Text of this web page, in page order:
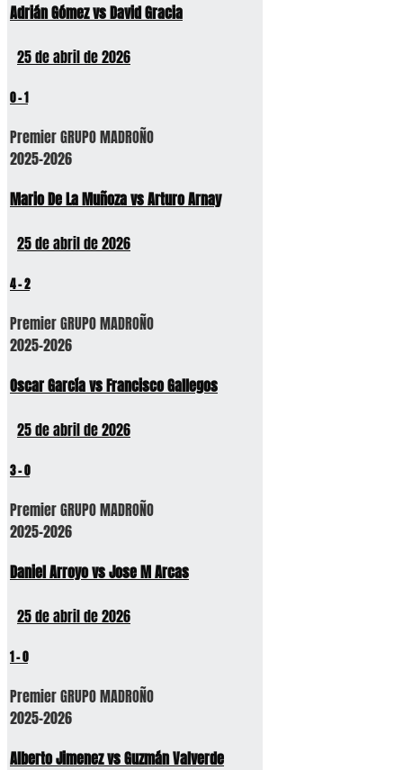
Adrián Gómez vs David Gracia
25 de abril de 2026
0-1
Premier GRUPO MADROÑO
2025-2026
Mario De La Muñoza vs Arturo Arnay
25 de abril de 2026
4-2
Premier GRUPO MADROÑO
2025-2026
Oscar García vs Francisco Gallegos
25 de abril de 2026
3-0
Premier GRUPO MADROÑO
2025-2026
Daniel Arroyo vs Jose M Arcas
25 de abril de 2026
1-0
Premier GRUPO MADROÑO
2025-2026
Alberto Jimenez vs Guzmán Valverde